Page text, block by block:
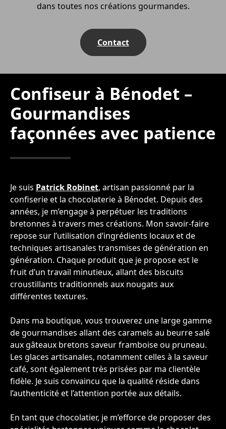
dans toutes nos créations gourmandes.
Contact
Confiseur à Bénodet –
Gourmandises
façonnées avec patience
Je suis Patrick Robinet, artisan passionné par la
confiserie et la chocolaterie à Bénodet. Depuis des
années, je m’engage à perpétuer les traditions
bretonnes à travers mes créations. Mon savoir-faire
repose sur l’utilisation d’ingrédients locaux et de
techniques artisanales transmises de génération en
génération. Chaque produit que je propose est le
fruit d’un travail minutieux, allant des biscuits
croustillants traditionnels aux nougats aux
différentes textures.
Dans ma boutique, vous trouverez une large gamme
de gourmandises allant des caramels au beurre salé
aux gâteaux bretons saveur framboise ou pruneau.
Les glaces artisanales, notamment celles à la saveur
café, sont également très prisées par ma clientèle
fidèle. Je suis convaincu que la qualité réside dans
l’authenticité et l’attention portée aux détails.
En tant que chocolatier, je m’efforce de proposer des